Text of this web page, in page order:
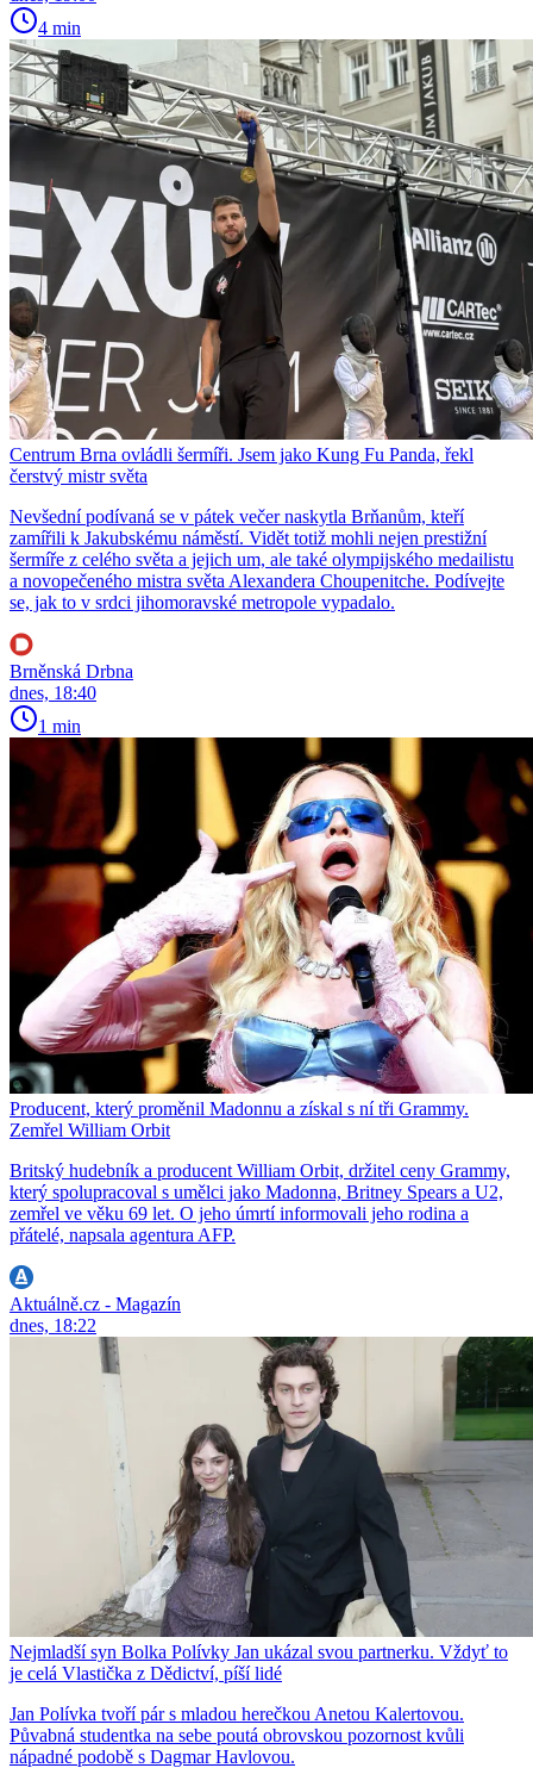
4 min
Centrum Brna ovládli šermíři. Jsem jako Kung Fu Panda, řekl
čerstvý mistr světa
Nevšední podívaná se v pátek večer naskytla Brňanům, kteří
zamířili k Jakubskému náměstí. Vidět totiž mohli nejen prestižní
šermíře z celého světa a jejich um, ale také olympijského medailistu
a novopečeného mistra světa Alexandera Choupenitche. Podívejte
se, jak to v srdci jihomoravské metropole vypadalo.
Brněnská Drbna
dnes, 18:40
1 min
Producent, který proměnil Madonnu a získal s ní tři Grammy.
Zemřel William Orbit
Britský hudebník a producent William Orbit, držitel ceny Grammy,
který spolupracoval s umělci jako Madonna, Britney Spears a U2,
zemřel ve věku 69 let. O jeho úmrtí informovali jeho rodina a
přátelé, napsala agentura AFP.
Aktuálně.cz - Magazín
dnes, 18:22
Nejmladší syn Bolka Polívky Jan ukázal svou partnerku. Vždyť to
je celá Vlastička z Dědictví, píší lidé
Jan Polívka tvoří pár s mladou herečkou Anetou Kalertovou.
Půvabná studentka na sebe poutá obrovskou pozornost kvůli
nápadné podobě s Dagmar Havlovou.